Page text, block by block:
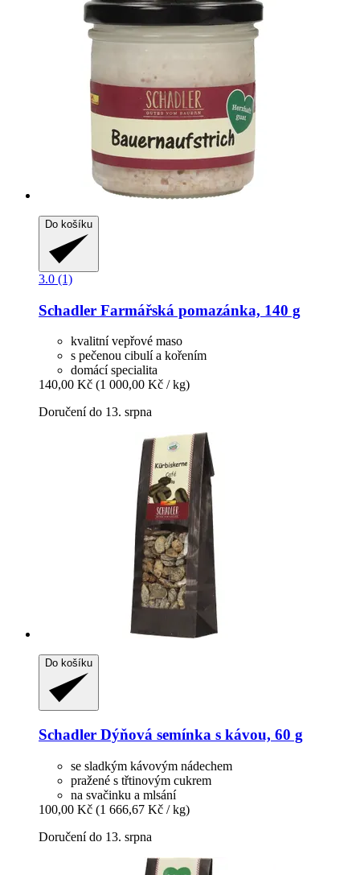
Do košíku
3.0 (1)
Schadler Farmářská pomazánka, 140 g
kvalitní vepřové maso
s pečenou cibulí a kořením
domácí specialita
140,00 Kč (1 000,00 Kč / kg)
Doručení do 13. srpna
Do košíku
Schadler Dýňová semínka s kávou, 60 g
se sladkým kávovým nádechem
pražené s třtinovým cukrem
na svačinku a mlsání
100,00 Kč (1 666,67 Kč / kg)
Doručení do 13. srpna